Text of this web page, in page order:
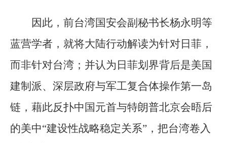
因此，前台湾国安会副秘书长杨永明等
蓝营学者，就将大陆行动解读为针对日菲，
而非针对台湾；并认为日菲划界背后是美国
建制派、深层政府与军工复合体操作第一岛
链，藉此反扑中国元首与特朗普北京会晤后
的美中“建设性战略稳定关系”，把台湾卷入